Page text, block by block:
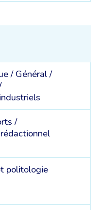
/Général /
/
politologie